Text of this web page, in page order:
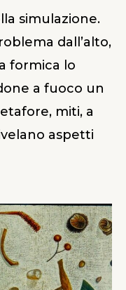
simulazione.
dall’alto,
formica lo
a fuoco un
miti, a
aspetti